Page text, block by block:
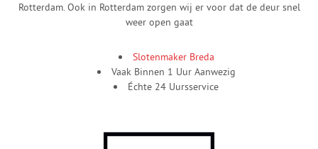
Rotterdam. Ook in Rotterdam zorgen wij er voor dat de deur snel
weer open gaat
Slotenmaker Breda
Vaak Binnen 1 Uur Aanwezig
Échte 24 Uursservice